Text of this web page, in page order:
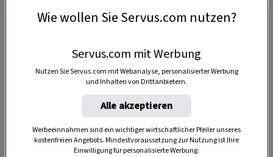
30 Minuten
Wie wollen Sie Servus.com nutzen?
Servus.com mit Werbung
Nutzen Sie Servus.com mit Webanalyse, personalisierter Werbung
und Inhalten von Drittanbietern.
Alle akzeptieren
Werbeeinnahmen sind ein wichtiger wirtschaftlicher Pfeiler unseres
kostenfreien Angebots. Mindestvoraussetzung zur Nutzung ist Ihre
Einwilligung für personalisierte Werbung.